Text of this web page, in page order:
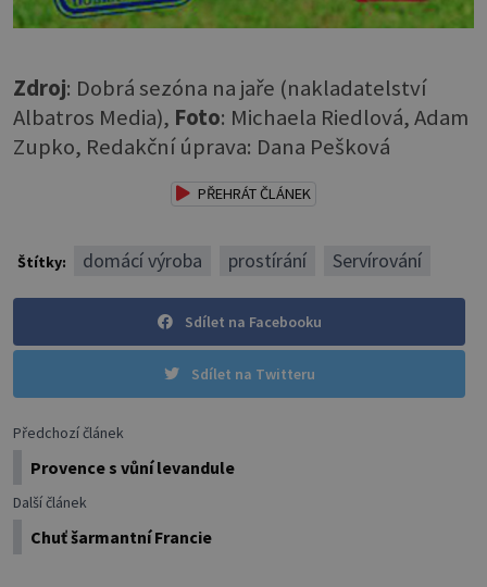
Zdroj: Dobrá sezóna na jaře (nakladatelství
Albatros Media), Foto: Michaela Riedlová, Adam
Zupko, Redakční úprava: Dana Pešková
PŘEHRÁT ČLÁNEK
Štítky: domácí výroba prostírání Servírování
Sdílet na Facebooku
Sdílet na Twitteru
Předchozí článek
Provence s vůní levandule
Další článek
Chuť šarmantní Francie